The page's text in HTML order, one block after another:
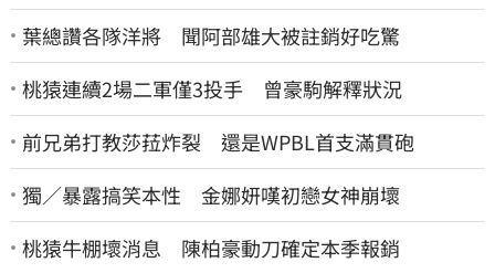
葉總讚各隊洋將 聞阿部雄大被註銷好吃驚
桃猿連續2場二軍僅3投手 曾豪駒解釋狀況
前兄弟打教莎菈炸裂 還是WPBL首支滿貫砲
獨／暴露搞笑本性 金娜妍嘆初戀女神崩壞
桃猿牛棚壞消息 陳柏豪動刀確定本季報銷